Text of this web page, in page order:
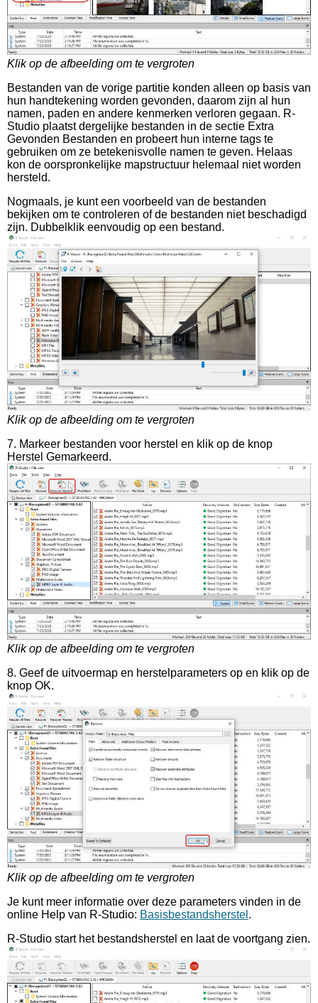
Klik op de afbeelding om te vergroten
Bestanden van de vorige partitie konden alleen op basis van
hun handtekening worden gevonden, daarom zijn al hun
namen, paden en andere kenmerken verloren gegaan. R-
Studio plaatst dergelijke bestanden in de sectie Extra
Gevonden Bestanden en probeert hun interne tags te
gebruiken om ze betekenisvolle namen te geven. Helaas
kon de oorspronkelijke mapstructuur helemaal niet worden
hersteld.
Nogmaals, je kunt een voorbeeld van de bestanden
bekijken om te controleren of de bestanden niet beschadigd
zijn. Dubbelklik eenvoudig op een bestand.
Klik op de afbeelding om te vergroten
7. Markeer bestanden voor herstel en klik op de knop
Herstel Gemarkeerd.
Klik op de afbeelding om te vergroten
8. Geef de uitvoermap en herstelparameters op en klik op de
knop OK.
Klik op de afbeelding om te vergroten
Je kunt meer informatie over deze parameters vinden in de
online Help van R-Studio: Basisbestandsherstel .
R-Studio start het bestandsherstel en laat de voortgang zien.